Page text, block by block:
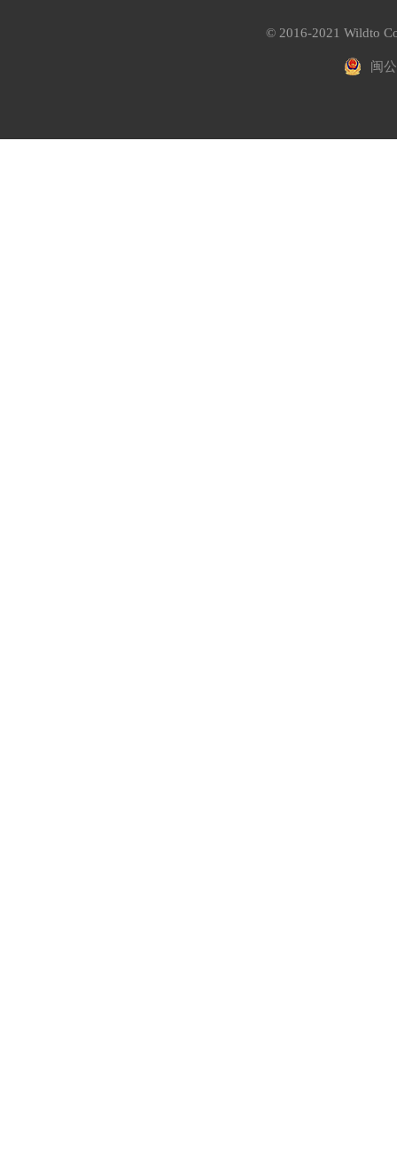
© 2016-2021 Wildto
闽